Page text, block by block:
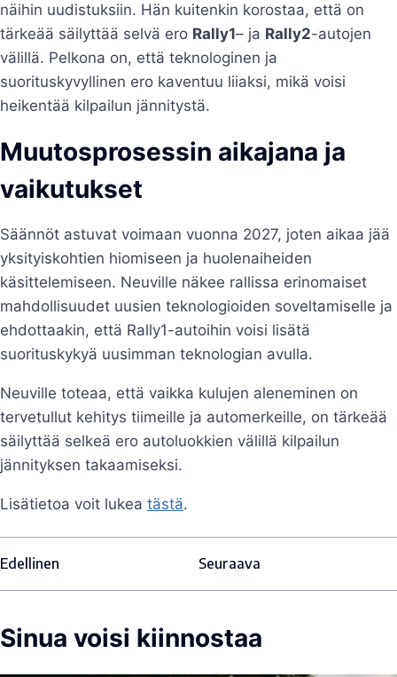
näihin uudistuksiin. Hän kuitenkin korostaa, että on
tärkeää säilyttää selvä ero Rally1– ja Rally2-autojen
välillä. Pelkona on, että teknologinen ja
suorituskyvyllinen ero kaventuu liiaksi, mikä voisi
heikentää kilpailun jännitystä.
Muutosprosessin aikajana ja
vaikutukset
Säännöt astuvat voimaan vuonna 2027, joten aikaa jää
yksityiskohtien hiomiseen ja huolenaiheiden
käsittelemiseen. Neuville näkee rallissa erinomaiset
mahdollisuudet uusien teknologioiden soveltamiselle ja
ehdottaakin, että Rally1-autoihin voisi lisätä
suorituskykyä uusimman teknologian avulla.
Neuville toteaa, että vaikka kulujen aleneminen on
tervetullut kehitys tiimeille ja automerkeille, on tärkeää
säilyttää selkeä ero autoluokkien välillä kilpailun
jännityksen takaamiseksi.
Lisätietoa voit lukea tästä.
Edellinen Seuraava
Sinua voisi kiinnostaa